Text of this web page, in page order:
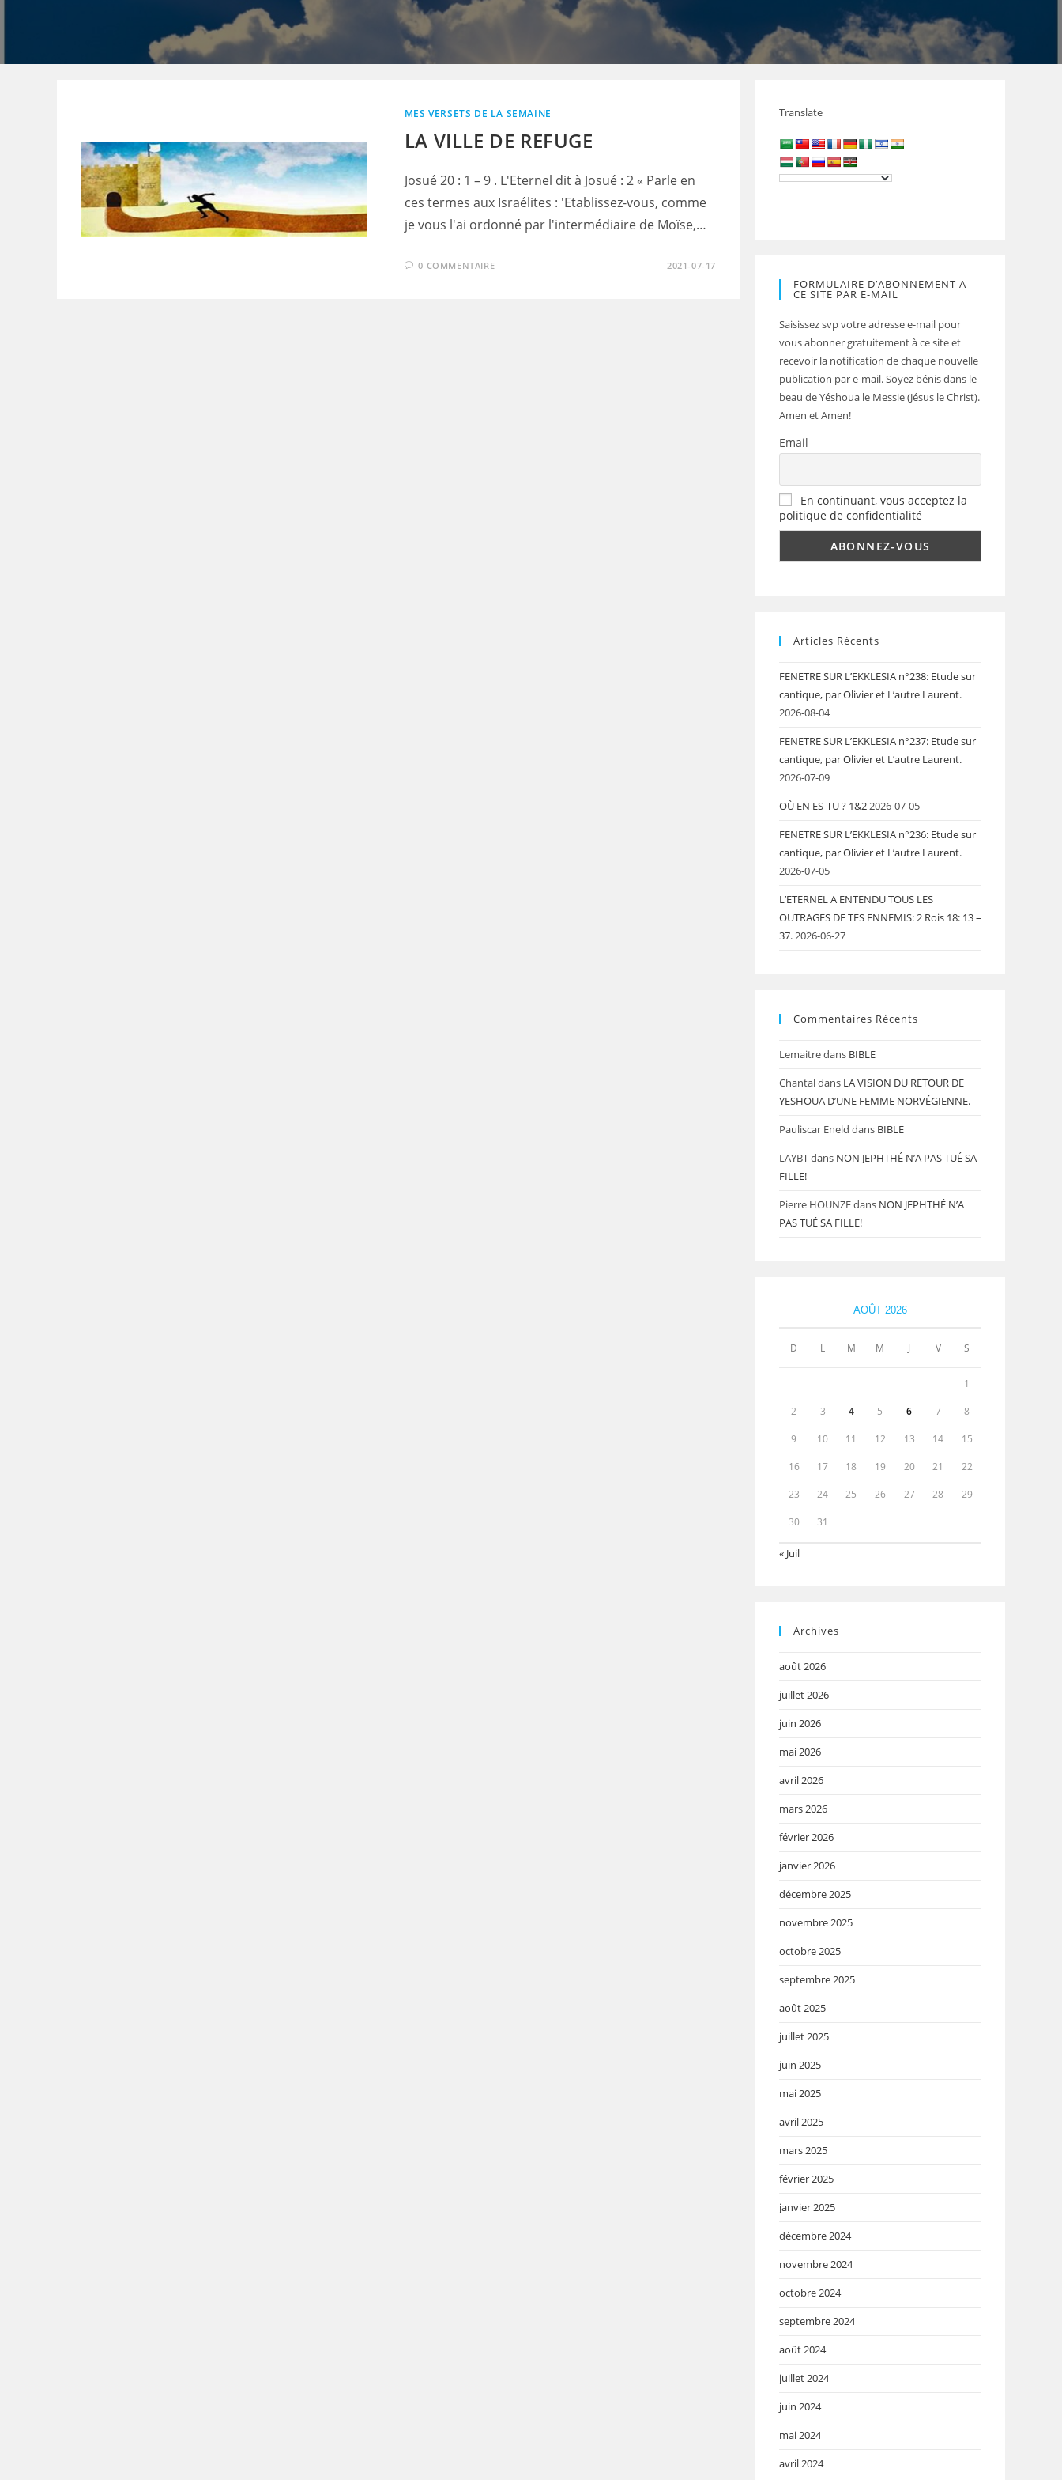
MES VERSETS DE LA SEMAINE
LA VILLE DE REFUGE
Josué 20 : 1 – 9 . L'Eternel dit à Josué : 2 « Parle en
ces termes aux Israélites : 'Etablissez-vous, comme
je vous l'ai ordonné par l'intermédiaire de Moïse,…
0 COMMENTAIRE 2021-07-17
Translate
FORMULAIRE D’ABONNEMENT A
CE SITE PAR E-MAIL
Saisissez svp votre adresse e-mail pour
vous abonner gratuitement à ce site et
recevoir la notification de chaque nouvelle
publication par e-mail. Soyez bénis dans le
beau de Yéshoua le Messie (Jésus le Christ).
Amen et Amen!
Email
En continuant, vous acceptez la
politique de confidentialité
Articles Récents
FENETRE SUR L’EKKLESIA n°238: Etude sur
cantique, par Olivier et L’autre Laurent.
2026-08-04
FENETRE SUR L’EKKLESIA n°237: Etude sur
cantique, par Olivier et L’autre Laurent.
2026-07-09
OÙ EN ES-TU ? 1&22026-07-05
FENETRE SUR L’EKKLESIA n°236: Etude sur
cantique, par Olivier et L’autre Laurent.
2026-07-05
L’ETERNEL A ENTENDU TOUS LES
OUTRAGES DE TES ENNEMIS: 2 Rois 18: 13 –
37.2026-06-27
Commentaires Récents
Lemaitredans BIBLE
Chantaldans LA VISION DU RETOUR DE
YESHOUA D’UNE FEMME NORVÉGIENNE.
Pauliscar Eneld dans BIBLE
LAYBTdans NON JEPHTHÉ N’A PAS TUÉ SA
FILLE!
Pierre HOUNZEdans NON JEPHTHÉ N’A
PAS TUÉ SA FILLE!
AOÛT 2026
D L M M J V S
1
2 3 4 5 6 7 8
9 10 11 12 13 14 15
16 17 18 19 20 21 22
23 24 25 26 27 28 29
30 31
« Juil
Archives
août 2026
juillet 2026
juin 2026
mai 2026
avril 2026
mars 2026
février 2026
janvier 2026
décembre 2025
novembre 2025
octobre 2025
septembre 2025
août 2025
juillet 2025
juin 2025
mai 2025
avril 2025
mars 2025
février 2025
janvier 2025
décembre 2024
novembre 2024
octobre 2024
septembre 2024
août 2024
juillet 2024
juin 2024
mai 2024
avril 2024